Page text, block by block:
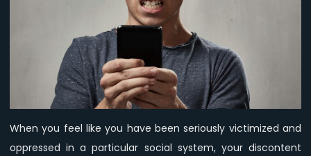
Confront
it
and
disassemble
and
you
When you feel like you have been seriously victimized and
oppressed in a particular social system, your discontent